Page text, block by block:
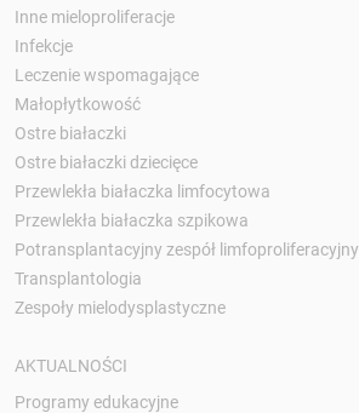
Inne mieloproliferacje
Infekcje
Leczenie wspomagające
Małopłytkowość
Ostre białaczki
Ostre białaczki dziecięce
Przewlekła białaczka limfocytowa
Przewlekła białaczka szpikowa
Potransplantacyjny zespół limfoproliferacyjny
Transplantologia
Zespoły mielodysplastyczne
AKTUALNOŚCI
Programy edukacyjne